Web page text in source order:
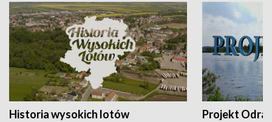
Historia wysokich lotów Projekt Odra